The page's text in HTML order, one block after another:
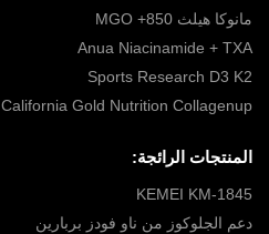
مانوكا هيلث 850+ MGO
Anua Niacinamide + TXA
Sports Research D3 K2
California Gold Nutrition Collagenup
المنتجات الرائجة:
KEMEI KM-1845
دعم الجلوكوز من ناو فودز بربارين